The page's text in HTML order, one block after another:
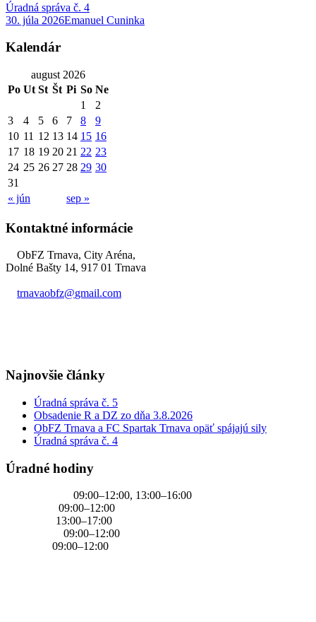
Úradná správa č. 4
30. júla 2026Emanuel Cuninka
Kalendár
august 2026
Po Ut St Št Pi So Ne
« jún sep »
1
2
3
4 5 6 7 8
9
10 11 12 13 14 15 16
17 18 19 20 21 22 23
24 25 26 27 28 29 30
31
Kontaktné informácie
ObFZ Trnava, City Aréna,
Dolné Bašty 14, 917 01 Trnava
trnavaobfz@gmail.com
Najnovšie články
Úradná správa č. 5
Obsadenie R a DZ zo dňa 3.8.2026
ObFZ Trnava a FC Spartak Trnava opäť spájajú sily
Úradná správa č. 4
Úradné hodiny
09:00–12:00, 13:00–16:00
09:00–12:00
13:00–17:00
09:00–12:00
09:00–12:00